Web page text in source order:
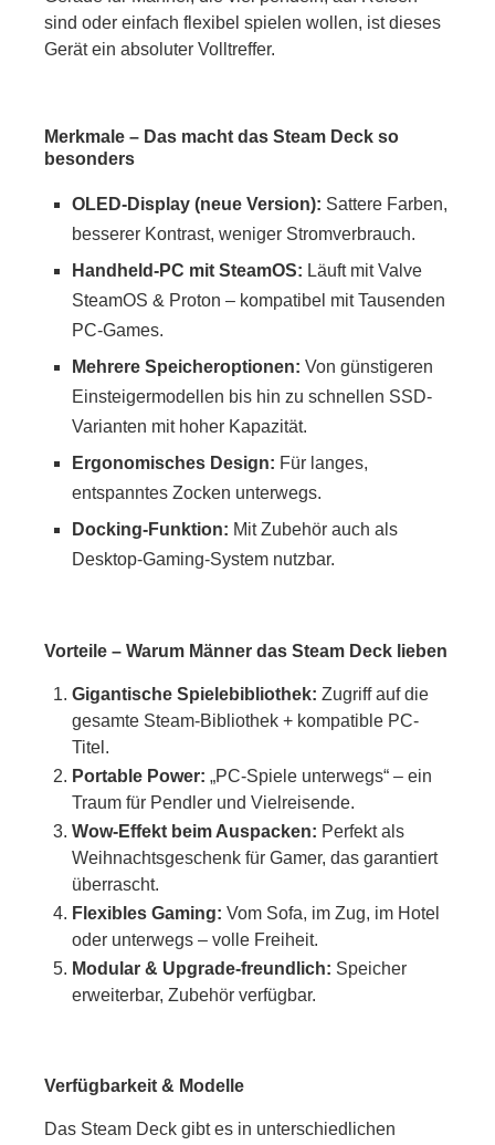
sind oder einfach flexibel spielen wollen, ist dieses
Gerät ein absoluter Volltreffer.
Merkmale – Das macht das Steam Deck so
besonders
OLED-Display (neue Version): Sattere Farben,
besserer Kontrast, weniger Stromverbrauch.
Handheld-PC mit SteamOS: Läuft mit Valve
SteamOS & Proton – kompatibel mit Tausenden
PC-Games.
Mehrere Speicheroptionen: Von günstigeren
Einsteigermodellen bis hin zu schnellen SSD-
Varianten mit hoher Kapazität.
Ergonomisches Design: Für langes,
entspanntes Zocken unterwegs.
Docking-Funktion: Mit Zubehör auch als
Desktop-Gaming-System nutzbar.
Vorteile – Warum Männer das Steam Deck lieben
Gigantische Spielebibliothek: Zugriff auf die
gesamte Steam-Bibliothek + kompatible PC-
Titel.
Portable Power: „PC-Spiele unterwegs“ – ein
Traum für Pendler und Vielreisende.
Wow-Effekt beim Auspacken: Perfekt als
Weihnachtsgeschenk für Gamer, das garantiert
überrascht.
Flexibles Gaming: Vom Sofa, im Zug, im Hotel
oder unterwegs – volle Freiheit.
Modular & Upgrade-freundlich: Speicher
erweiterbar, Zubehör verfügbar.
Verfügbarkeit & Modelle
Das Steam Deck gibt es in unterschiedlichen